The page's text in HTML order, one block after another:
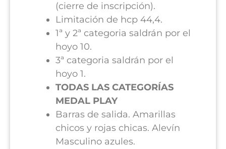
(cierre de inscripción).
Limitación de hcp 44,4.
1ª y 2ª categoria saldrán por el
hoyo 10.
3ª categoria saldrán por el
hoyo 1.
TODAS LAS CATEGORÍAS
MEDAL PLAY
Barras de salida. Amarillas
chicos y rojas chicas. Alevín
Masculino azules.